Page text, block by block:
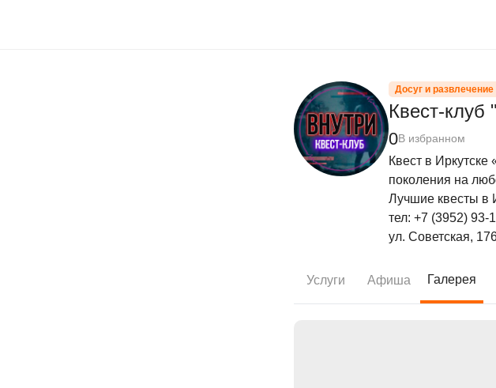
Досуг и развлечение
Квест-клуб
0В избранном
Квест в
поколения на
Лучшие квесты в
тел: +7 (3952) 93-
ул. Советская,
Услуги Афиша Галерея